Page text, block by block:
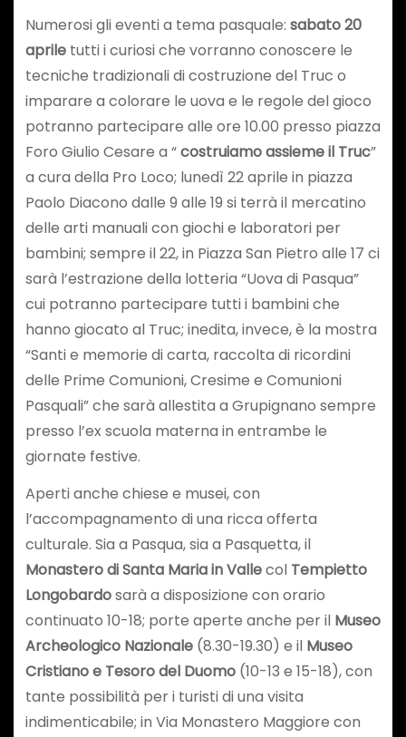
Numerosi gli eventi a tema pasquale: sabato 20
apriletutti i curiosi che vorranno conoscere le
tecniche tradizionali di costruzione del Truc o
imparare a colorare le uova e le regole del gioco
potranno partecipare alle ore 10.00 presso piazza
Foro Giulio Cesare a “costruiamo assieme il Truc”
a cura della Pro Loco; lunedì 22 aprile in piazza
Paolo Diacono dalle 9 alle 19 si terrà il mercatino
delle arti manuali con giochi e laboratori per
bambini; sempre il 22, in Piazza San Pietro alle 17 ci
sarà l’estrazione della lotteria “Uova di Pasqua”
cui potranno partecipare tutti i bambini che
hanno giocato al Truc; inedita, invece, è la mostra
“Santi e memorie di carta, raccolta di ricordini
delle Prime Comunioni, Cresime e Comunioni
Pasquali” che sarà allestita a Grupignano sempre
presso l’ex scuola materna in entrambe le
giornate festive.
Aperti anche chiese e musei, con
l’accompagnamento di una ricca offerta
culturale. Sia a Pasqua, sia a Pasquetta, il
Monastero di Santa Maria in Vallecol Tempietto
Longobardosarà a disposizione con orario
continuato 10-18; porte aperte anche per il Museo
Archeologico Nazionale(8.30-19.30) e il Museo
Cristiano e Tesoro del Duomo(10-13 e 15-18), con
tante possibilità per i turisti di una visita
indimenticabile; in Via Monastero Maggiore con